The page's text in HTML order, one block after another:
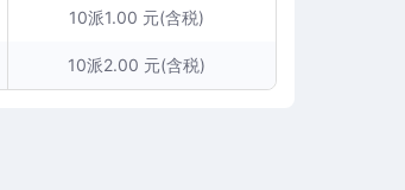
10派1.00 元(含税)
10派2.00 元(含税)